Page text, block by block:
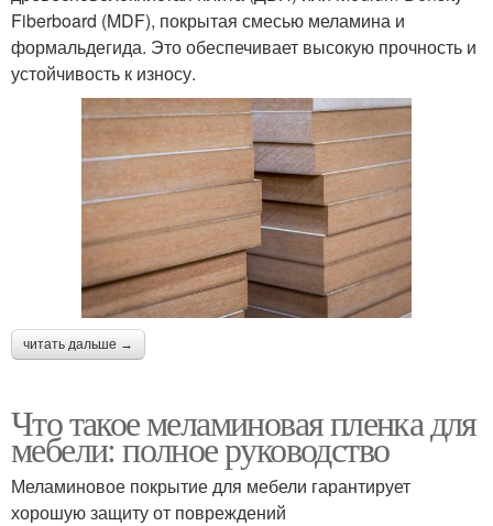
Fiberboard (MDF), покрытая смесью меламина и
формальдегида. Это обеспечивает высокую прочность и
устойчивость к износу.
читать дальше →
Что такое меламиновая пленка для
мебели: полное руководство
Меламиновое покрытие для мебели гарантирует
хорошую защиту от повреждений